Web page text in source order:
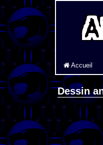
Accueil
Dessin